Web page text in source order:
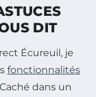
DIT
Écureuil, je
fonctionnalités
dans un